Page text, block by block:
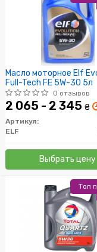
Масло моторное Elf
Full-Tech FE 5W-30 5л
0 отзывов
2 065 - 2 345 ₴
Артикул:
ELF
Выбрать цену
Топ